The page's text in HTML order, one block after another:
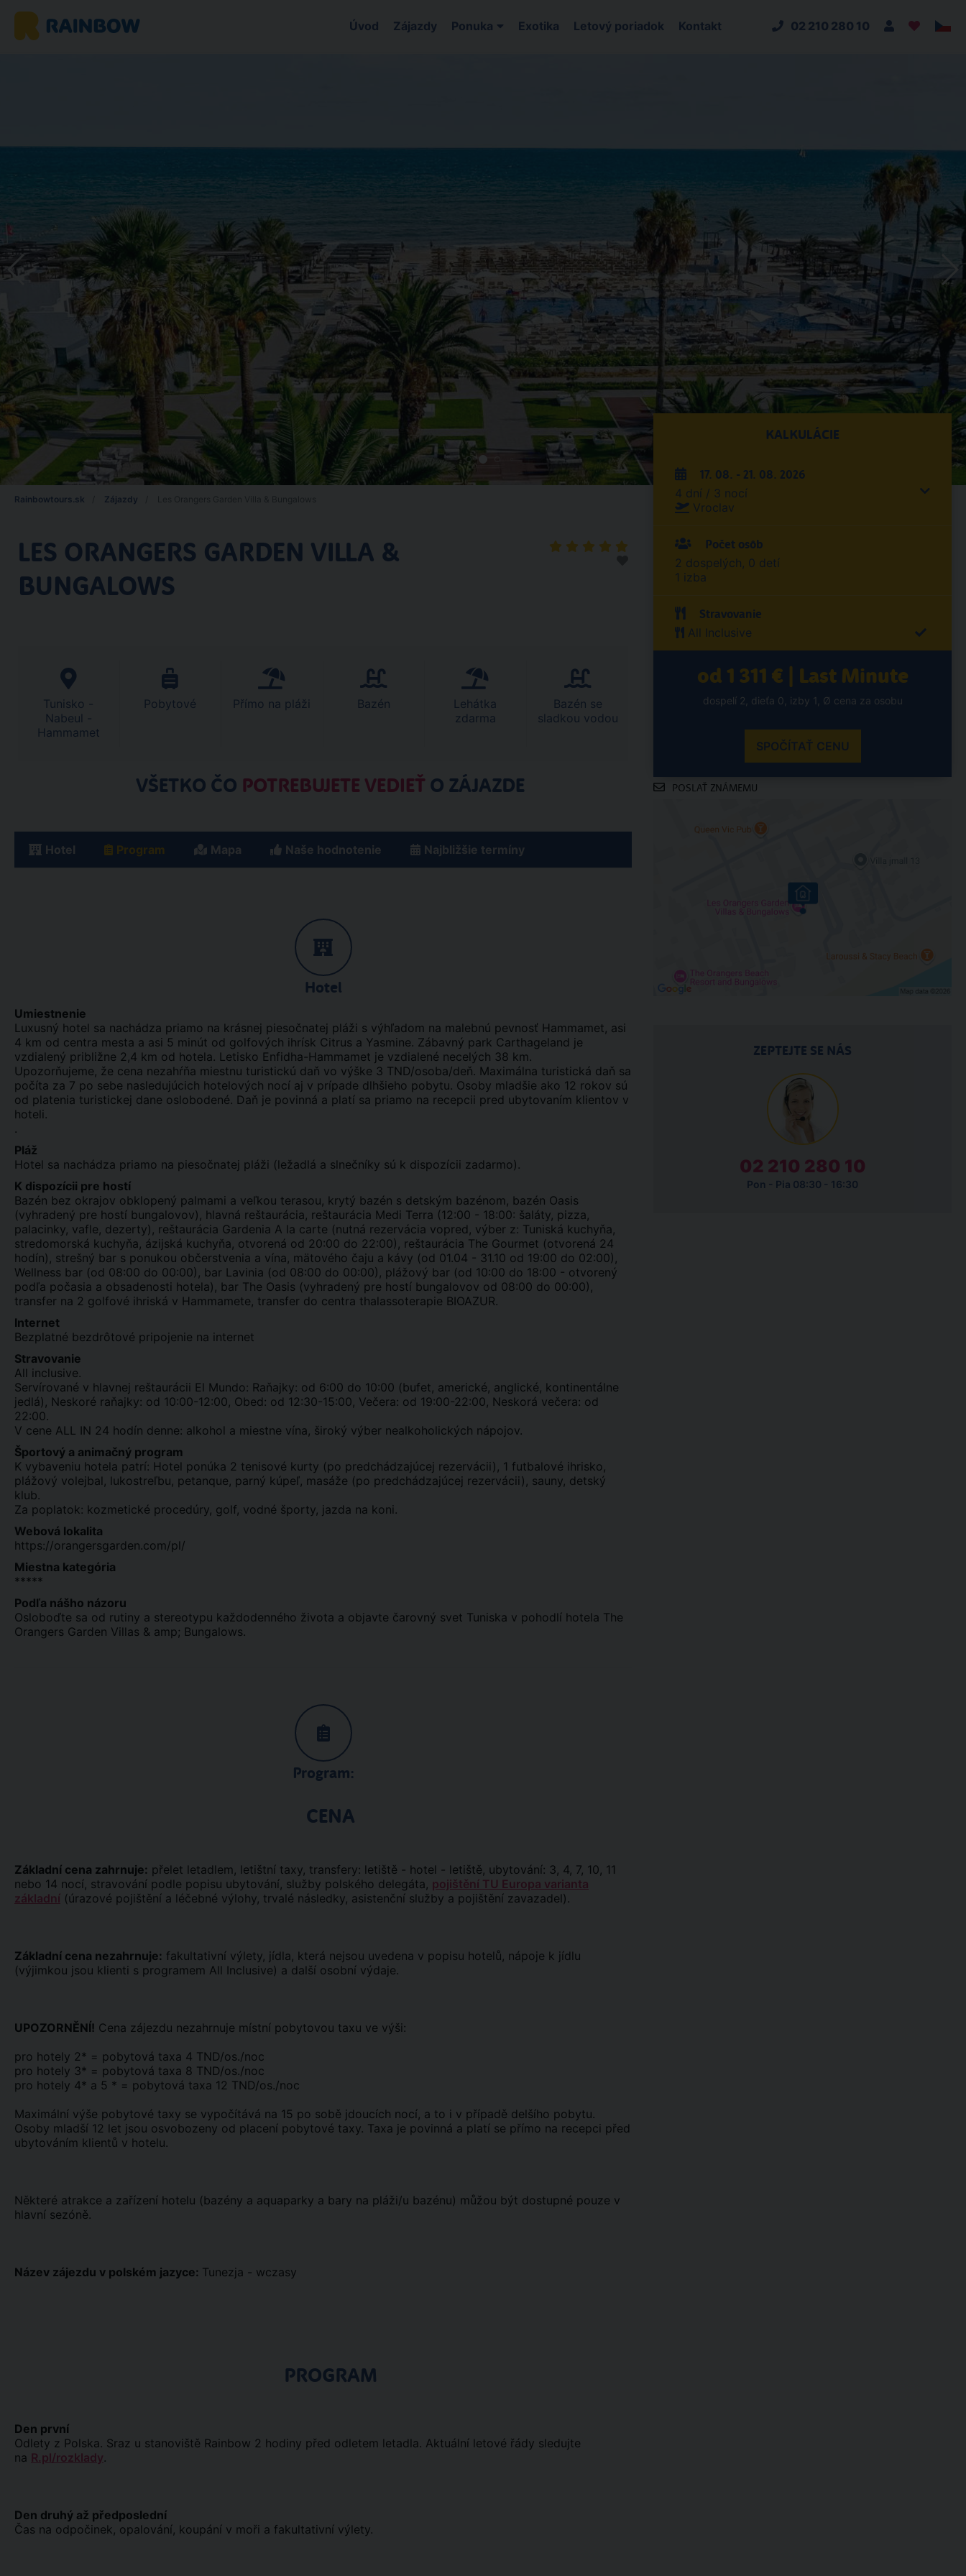
Úvod Zájazdy Ponuka Exotika Letový poriadok Kontakt 02 210 280 10
Rainbowtours.sk Zájazdy
LES ORANGERS GARDEN VILLA &
BUNGALOWS
Tunisko -
Nabeul -
Hammamet
Pobytové Přímo na pláži Bazén
Lehátka
zdarma
Bazén se
sladkou vodou
VŠETKO ČO POTREBUJETE VEDIEŤ O ZÁJAZDE
Hotel Program Mapa Naše hodnotenie Najbližšie termíny
Hotel
Umiestnenie
Luxusný hotel sa nachádza priamo na krásnej piesočnatej pláži s výhľadom na malebnú pevnosť Hammamet, asi
4 km od centra mesta a asi 5 minút od golfových ihrísk Citrus a Yasmine. Zábavný park Carthageland je
vzdialený približne 2,4 km od hotela. Letisko Enfidha-Hammamet je vzdialené necelých 38 km.
Upozorňujeme, že cena nezahŕňa miestnu turistickú daň vo výške 3 TND/osoba/deň. Maximálna turistická daň sa
počíta za 7 po sebe nasledujúcich hotelových nocí aj v prípade dlhšieho pobytu. Osoby mladšie ako 12 rokov sú
od platenia turistickej dane oslobodené. Daň je povinná a platí sa priamo na recepcii pred ubytovaním klientov v
hoteli.
.
Pláž
Hotel sa nachádza priamo na piesočnatej pláži (ležadlá a slnečníky sú k dispozícii zadarmo).
K dispozícii pre hostí
Bazén bez okrajov obklopený palmami a veľkou terasou, krytý bazén s detským bazénom, bazén Oasis
(vyhradený pre hostí bungalovov), hlavná reštaurácia, reštaurácia Medi Terra (12:00 - 18:00: šaláty, pizza,
palacinky, vafle, dezerty), reštaurácia Gardenia A la carte (nutná rezervácia vopred, výber z: Tuniská kuchyňa,
stredomorská kuchyňa, ázijská kuchyňa, otvorená od 20:00 do 22:00), reštaurácia The Gourmet (otvorená 24
hodín), strešný bar s ponukou občerstvenia a vína, mätového čaju a kávy (od 01.04 - 31.10 od 19:00 do 02:00),
Wellness bar (od 08:00 do 00:00), bar Lavinia (od 08:00 do 00:00), plážový bar (od 10:00 do 18:00 - otvorený
podľa počasia a obsadenosti hotela), bar The Oasis (vyhradený pre hostí bungalovov od 08:00 do 00:00),
transfer na 2 golfové ihriská v Hammamete, transfer do centra thalassoterapie BIOAZUR.
Internet
Bezplatné bezdrôtové pripojenie na internet
Stravovanie
All inclusive.
Servírované v hlavnej reštaurácii El Mundo: Raňajky: od 6:00 do 10:00 (bufet, americké, anglické, kontinentálne
jedlá), Neskoré raňajky: od 10:00-12:00, Obed: od 12:30-15:00, Večera: od 19:00-22:00, Neskorá večera: od
22:00.
V cene ALL IN 24 hodín denne: alkohol a miestne vína, široký výber nealkoholických nápojov.
Športový a animačný program
K vybaveniu hotela patrí: Hotel ponúka 2 tenisové kurty (po predchádzajúcej rezervácii), 1 futbalové ihrisko,
plážový volejbal, lukostreľbu, petanque, parný kúpeľ, masáže (po predchádzajúcej rezervácii), sauny, detský
klub.
Za poplatok: kozmetické procedúry, golf, vodné športy, jazda na koni.
Webová lokalita
https://orangersgarden.com/pl/
Miestna kategória
*****
Podľa nášho názoru
Osloboďte sa od rutiny a stereotypu každodenného života a objavte čarovný svet Tuniska v pohodlí hotela The
Orangers Garden Villas & amp; Bungalows.
Program:
CENA
Základní cena zahrnuje: přelet letadlem, letištní taxy, transfery: letiště - hotel - letiště, ubytování: 3, 4, 7, 10, 11
nebo 14 nocí, stravování podle popisu ubytování, služby polského delegáta, pojištění TU Europa varianta
základní (úrazové pojištění a léčebné výlohy, trvalé následky, asistenční služby a pojištění zavazadel).
Základní cena nezahrnuje: fakultativní výlety, jídla, která nejsou uvedena v popisu hotelů, nápoje k jídlu
(výjimkou jsou klienti s programem All Inclusive) a další osobní výdaje.
UPOZORNĚNÍ! Cena zájezdu nezahrnuje místní pobytovou taxu ve výši:
pro hotely 2* = pobytová taxa 4 TND/os./noc
pro hotely 3* = pobytová taxa 8 TND/os./noc
pro hotely 4* a 5 * = pobytová taxa 12 TND/os./noc
Maximální výše pobytové taxy se vypočítává na 15 po sobě jdoucích nocí, a to i v případě delšího pobytu.
Osoby mladší 12 let jsou osvobozeny od placení pobytové taxy. Taxa je povinná a platí se přímo na recepci před
ubytováním klientů v hotelu.
Některé atrakce a zařízení hotelu (bazény a aquaparky a bary na pláži/u bazénu) můžou být dostupné pouze v
hlavní sezóně.
Název zájezdu v polském jazyce: Tunezja - wczasy
PROGRAM
Den první
Odlety z Polska. Sraz u stanoviště Rainbow 2 hodiny před odletem letadla. Aktuální letové řády sledujte
na R.pl/rozklady.
Den druhý až předposlední
Čas na odpočinek, opalování, koupání v moři a fakultativní výlety.
KALKULÁCIE
17. 08. - 21. 08. 2026
4 dní / 3 nocí
Vroclav
Počet osôb
2 dospelých, 0 detí
1 izba
Stravovanie
All Inclusive
od 1 311 € | Last Minute
dospelí 2, dieťa 0, izby 1, Ø cena za osobu
SPOČÍTAŤ CENU
POSLAŤ ZNÁMEMU
ZEPTEJTE SE NÁS
02 210 280 10
Pon - Pia 08:30 - 16:30